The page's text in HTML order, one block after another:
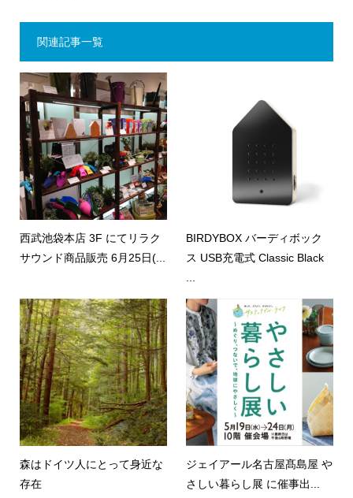
関連記事一覧
西武池袋本店 3F にてリラク
サウンド商品販売 6月25日(...
BIRDYBOX バーディボック
ス USB充電式 Classic Black
森はドイツ人にとって身近な
存在
ジェイアール名古屋髙島屋 や
さしい暮らし展 に催事出...